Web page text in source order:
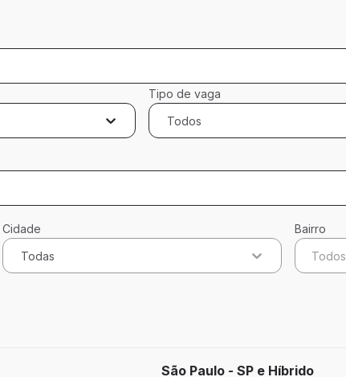
Tipo de vaga
Todos
Cidade
Todas
Bairro
Todos
São Paulo - SP e Híbrido